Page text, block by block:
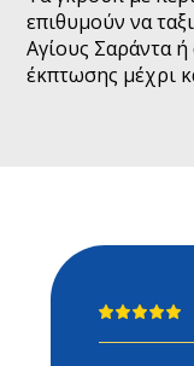
επιθυμούν να
Αγίους Σαράντα
έκπτωσης μέχρι